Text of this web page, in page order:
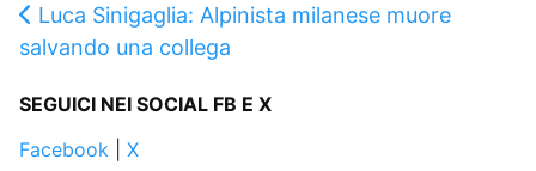
Luca Sinigaglia: Alpinista milanese muore
salvando una collega
SEGUICI NEI SOCIAL FB E X
Facebook
X